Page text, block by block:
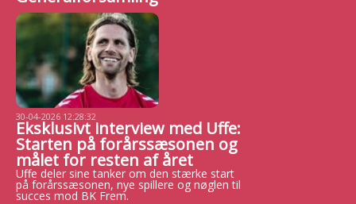
30-04-2026 12:28:32
Eksklusivt interview med Uffe:
Starten på forårssæsonen og
målet for resten af året
Uffe deler sine tanker om den stærke start
på forårssæsonen, nye spillere og nøglen til
succes mod BK Frem.